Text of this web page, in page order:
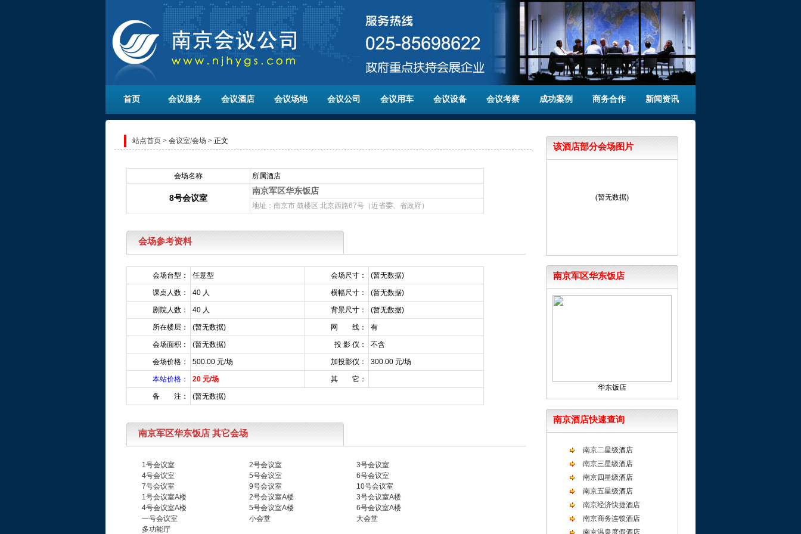
首页 会议服务 会议酒店 会议场地 会议公司 会议用车 会议设备 会议考察 成功案例 商务合作 新闻资讯
站点首页 > 会议室/会场 > 正文
会场名称 所属酒店
8号会议室
南京军区华东饭店
地址：南京市 鼓楼区 北京西路67号（近省委、省政府）
会场参考资料
会场台型： 任意型 会场尺寸： (暂无数据)
课桌人数： 40 人 横幅尺寸： (暂无数据)
剧院人数： 40 人 背景尺寸： (暂无数据)
所在楼层： (暂无数据) 网 线： 有
会场面积： (暂无数据) 投 影 仪： 不含
会场价格： 500.00 元/场 加投影仪： 300.00 元/场
本站价格： 20 元/场 其 它：
备 注： (暂无数据)
南京军区华东饭店 其它会场
1号会议室 2号会议室
3号会议室
4号会议室
5号会议室
6号会议室
7号会议室
9号会议室
10号会议室
1号会议室A楼
2号会议室A楼
3号会议室A楼
4号会议室A楼
5号会议室A楼
6号会议室A楼
一号会议室
小会堂
大会堂
多功能厅
该酒店部分会场图片
(暂无数据)
南京军区华东饭店
华东饭店
南京酒店快速查询
南京二星级酒店
南京三星级酒店
南京四星级酒店
南京五星级酒店
南京经济快捷酒店
南京商务连锁酒店
南京温泉度假酒店